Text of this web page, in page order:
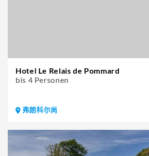
Hotel Le Relais de Pommard
bis 4 Personen
弗朗科尔尚